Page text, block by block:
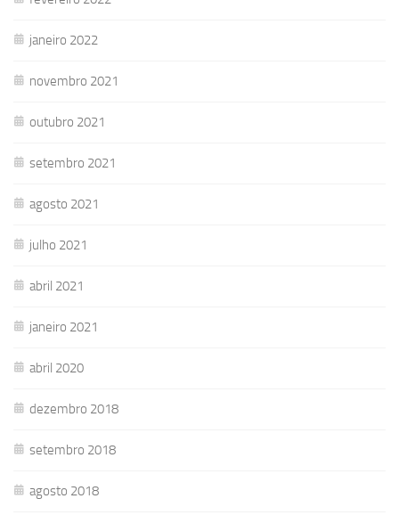
janeiro 2022
novembro 2021
outubro 2021
setembro 2021
agosto 2021
julho 2021
abril 2021
janeiro 2021
abril 2020
dezembro 2018
setembro 2018
agosto 2018